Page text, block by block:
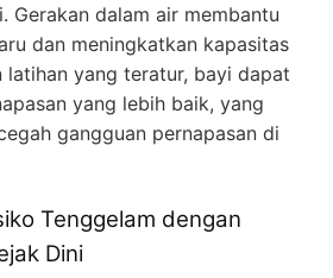
Gerakan dalam air membantu
dan meningkatkan kapasitas
latihan yang teratur, bayi dapat
yang lebih baik, yang
gangguan pernapasan di
Tenggelam dengan
Dini